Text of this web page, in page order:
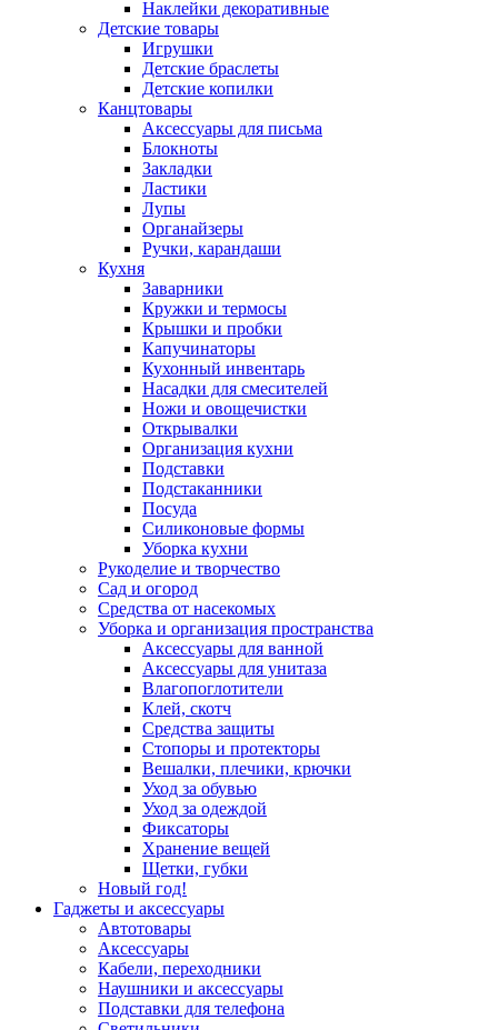
Наклейки декоративные
Детские товары
Игрушки
Детские браслеты
Детские копилки
Канцтовары
Аксессуары для письма
Блокноты
Закладки
Ластики
Лупы
Органайзеры
Ручки, карандаши
Кухня
Заварники
Кружки и термосы
Крышки и пробки
Капучинаторы
Кухонный инвентарь
Насадки для смесителей
Ножи и овощечистки
Открывалки
Организация кухни
Подставки
Подстаканники
Посуда
Силиконовые формы
Уборка кухни
Рукоделие и творчество
Сад и огород
Средства от насекомых
Уборка и организация пространства
Аксессуары для ванной
Аксессуары для унитаза
Влагопоглотители
Клей, скотч
Средства защиты
Стопоры и протекторы
Вешалки, плечики, крючки
Уход за обувью
Уход за одеждой
Фиксаторы
Хранение вещей
Щетки, губки
Новый год!
Гаджеты и аксессуары
Автотовары
Аксессуары
Кабели, переходники
Наушники и аксессуары
Подставки для телефона